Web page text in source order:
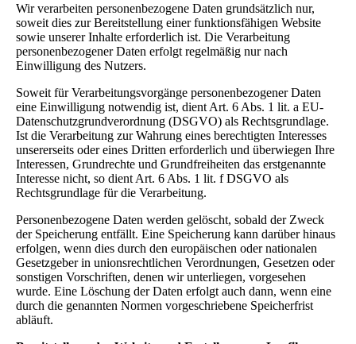
Wir verarbeiten personenbezogene Daten grundsätzlich nur,
soweit dies zur Bereitstellung einer funktionsfähigen Website
sowie unserer Inhalte erforderlich ist. Die Verarbeitung
personenbezogener Daten erfolgt regelmäßig nur nach
Einwilligung des Nutzers.
Soweit für Verarbeitungsvorgänge personenbezogener Daten
eine Einwilligung notwendig ist, dient Art. 6 Abs. 1 lit. a EU-
Datenschutzgrundverordnung (DSGVO) als Rechtsgrundlage.
Ist die Verarbeitung zur Wahrung eines berechtigten Interesses
unsererseits oder eines Dritten erforderlich und überwiegen Ihre
Interessen, Grundrechte und Grundfreiheiten das erstgenannte
Interesse nicht, so dient Art. 6 Abs. 1 lit. f DSGVO als
Rechtsgrundlage für die Verarbeitung.
Personenbezogene Daten werden gelöscht, sobald der Zweck
der Speicherung entfällt. Eine Speicherung kann darüber hinaus
erfolgen, wenn dies durch den europäischen oder nationalen
Gesetzgeber in unionsrechtlichen Verordnungen, Gesetzen oder
sonstigen Vorschriften, denen wir unterliegen, vorgesehen
wurde. Eine Löschung der Daten erfolgt auch dann, wenn eine
durch die genannten Normen vorgeschriebene Speicherfrist
abläuft.